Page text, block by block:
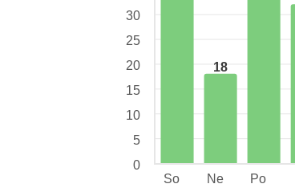
18
30
25
20
15
10
5
0
So
Ne Po